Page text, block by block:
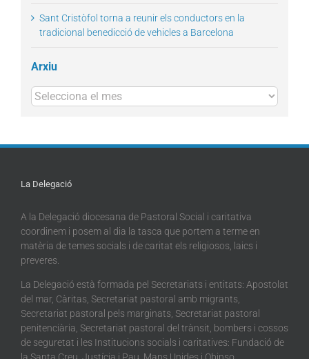
Sant Cristòfol torna a reunir els conductors en la
tradicional benedicció de vehicles a Barcelona
Arxiu
Arxius
La Delegació
A la Delegació diocesana de Pastoral Social i caritativa
coordinem i posem al dia la tasca que portem a terme en
matèria de temes socials i de caritat els religiosos, laics i
preveres.
La Delegació està formada pel Secretariats i entitats: Apostolat
del mar, Càritas, Secretariat pastoral amb migrants,
Secretariat pastoral pels marginats, Secretariat pastoral
penitenciària, Secretariat pastoral del trànsit, bombers i cossos
de seguretat i les Institucions socials i caritatives: Fundació de